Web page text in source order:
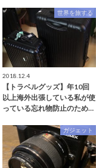
世界を旅する
2018.12.4
【トラベルグッズ】年10回
以上海外出張している私が使
っている忘れ物防止のため…
ガジェット